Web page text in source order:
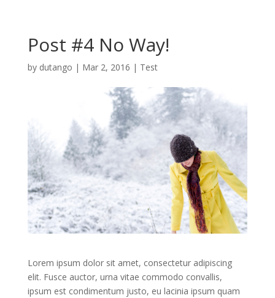
Post #4 No Way!
by dutango | Mar 2, 2016 | Test
Lorem ipsum dolor sit amet, consectetur adipiscing
elit. Fusce auctor, urna vitae commodo convallis,
ipsum est condimentum justo, eu lacinia ipsum quam